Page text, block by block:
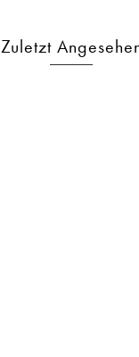
Zuletzt